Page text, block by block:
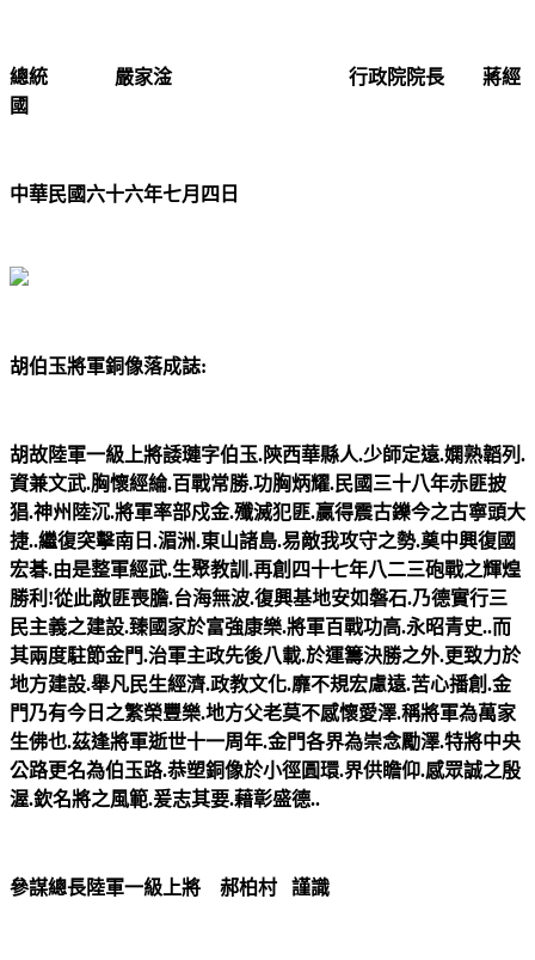
總統 嚴家淦 行政院院長 蔣經
國
中華民國六十六年七月四日
胡伯玉將軍銅像落成誌:
胡故陸軍一級上將諉璉字伯玉.陝西華縣人.少師定遠.嫻熟韜列.
資兼文武.胸懷經綸.百戰常勝.功胸炳耀.民國三十八年赤匪披
猖.神州陸沉.將軍率部戍金.殲滅犯匪.贏得震古鑠今之古寧頭大
捷..繼復突擊南日.湄洲.東山諸島.易敵我攻守之勢.奠中興復國
宏碁.由是整軍經武.生聚教訓.再創四十七年八二三砲戰之輝煌
勝利!從此敵匪喪膽.台海無波.復興基地安如磐石.乃德實行三
民主義之建設.臻國家於富強康樂.將軍百戰功高.永昭青史..而
其兩度駐節金門.治軍主政先後八載.於運籌決勝之外.更致力於
地方建設.舉凡民生經濟.政教文化.靡不規宏慮遠.苦心播創.金
門乃有今日之繁榮豐樂.地方父老莫不感懷愛澤.稱將軍為萬家
生佛也.茲逢將軍逝世十一周年.金門各界為崇念勵澤.特將中央
公路更名為伯玉路.恭塑銅像於小徑圓環.界供瞻仰.感眾誠之殷
渥.欽名將之風範.爰志其要.藉彰盛德..
參謀總長陸軍一級上將 郝柏村 謹識